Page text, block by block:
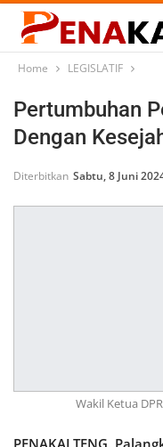
Home LEGISLATIF
Pertumbuhan
Dengan
Diterbitkan Sabtu, 8 Juni
Wakil Ketua
PENAKALTENG,